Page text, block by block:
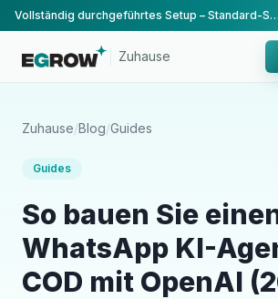
Vollständig durchgeführtes Setup – Standard-Setup, durchgeführt von unserem Team.
Zuhause
Zuhause/Blog/Guides
Guides
So bauen Sie
WhatsApp KI-
COD mit OpenAI